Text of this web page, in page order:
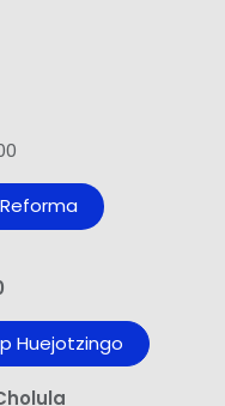
Huejotzingo